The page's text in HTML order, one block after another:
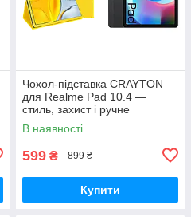
Чохол-підставка CRAYTON
для Realme Pad 10.4 —
стиль, захист і ручне
збирання, колір Жовтий
В наявності
599 ₴ 899 ₴
Купити